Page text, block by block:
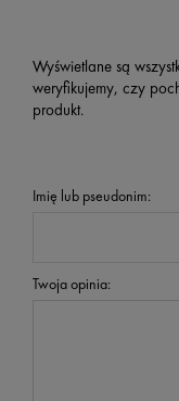
Wyświetlane są
weryfikujemy, czy
produkt.
Imię lub pseudonim:
Twoja opinia: